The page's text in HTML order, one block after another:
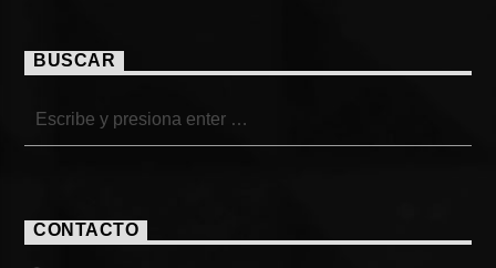
BUSCAR
CONTACTO